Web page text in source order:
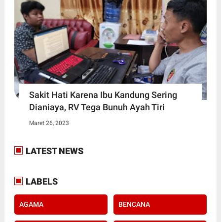
Sakit Hati Karena Ibu Kandung Sering
Dianiaya, RV Tega Bunuh Ayah Tiri
Maret 26, 2023
LATEST NEWS
LABELS
AGAMA BENCANA